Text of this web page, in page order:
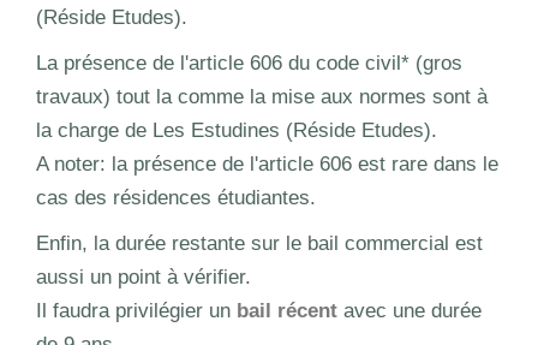
(Réside Etudes).
La présence de l'article 606 du code civil* (gros
travaux) tout la comme la mise aux normes sont à
la charge de Les Estudines (Réside Etudes).
A noter: la présence de l'article 606 est rare dans le
cas des résidences étudiantes.
Enfin, la durée restante sur le bail commercial est
aussi un point à vérifier.
Il faudra privilégier un bail récent avec une durée